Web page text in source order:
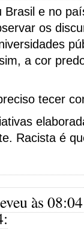
e no
os
a cor
tecer
Racista é
às